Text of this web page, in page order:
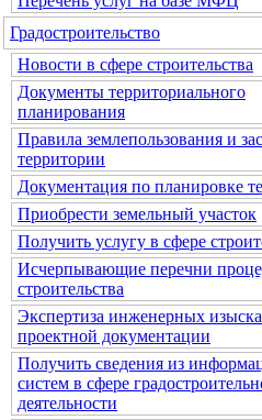
Градостроительство
Новости в сфере строительства
Документы территориального
планирования
Правила землепользования и
территории
Документация по планировке
Приобрести земельный участок
Получить услугу в сфере
Исчерпывающие перечни
строительства
Экспертиза инженерных
проектной документации
Получить сведения из
систем в сфере
деятельности